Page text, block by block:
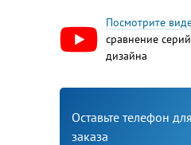
Посмотрите
сравнение
дизайна
Оставьте телефон
заказа